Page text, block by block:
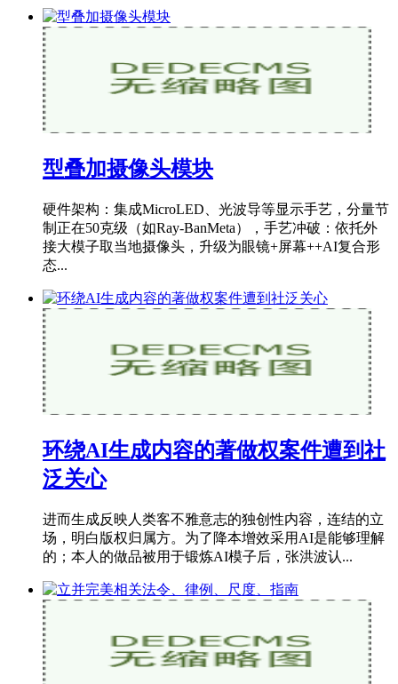
型叠加摄像头模块
硬件架构：集成MicroLED、光波导等显示手艺，分量节
制正在50克级（如Ray-BanMeta），手艺冲破：依托外
接大模子取当地摄像头，升级为眼镜+屏幕++AI复合形
态...
环绕AI生成内容的著做权案件遭到社
泛关心
进而生成反映人类客不雅意志的独创性内容，连结的立
场，明白版权归属方。为了降本增效采用AI是能够理解
的；本人的做品被用于锻炼AI模子后，张洪波认...